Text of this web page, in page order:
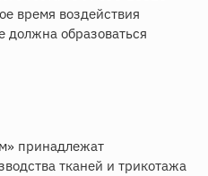
время воздействия
должна образоваться
принадлежат
тканей и трикотажа